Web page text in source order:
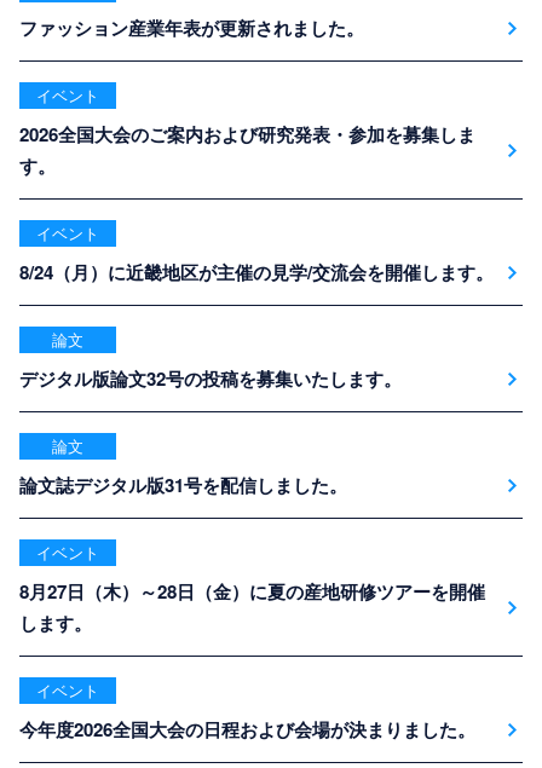
ファッション産業年表が更新されました。
イベント
2026全国大会のご案内および研究発表・参加を募集しま
す。
イベント
8/24（月）に近畿地区が主催の見学/交流会を開催します。
論文
デジタル版論文32号の投稿を募集いたします。
論文
論文誌デジタル版31号を配信しました。
イベント
8月27日（木）～28日（金）に夏の産地研修ツアーを開催
します。
イベント
今年度2026全国大会の日程および会場が決まりました。